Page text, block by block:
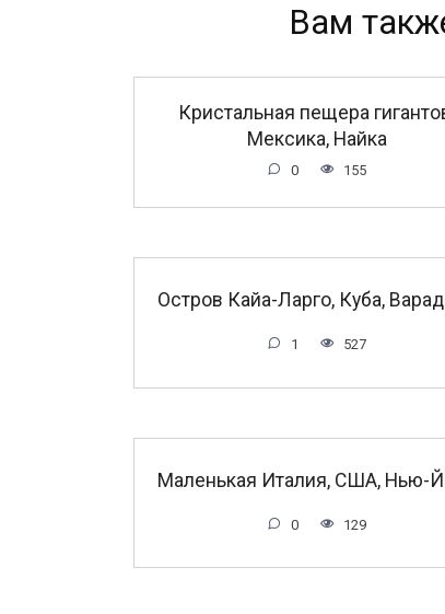
Вам
Кристальная пещера
Мексика, Найка
0 155
Остров Кайа-Ларго, Куба,
1 527
Маленькая Италия, США, Нью-
0 129